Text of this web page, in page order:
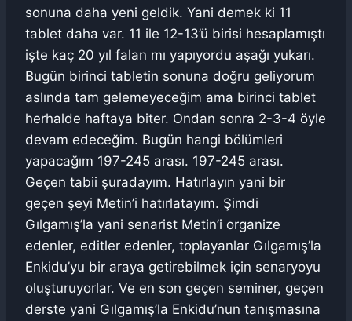
sonuna daha yeni geldik. Yani demek ki 11
tablet daha var. 11 ile 12-13’ü birisi hesaplamıştı
işte kaç 20 yıl falan mı yapıyordu aşağı yukarı.
Bugün birinci tabletin sonuna doğru geliyorum
aslında tam gelemeyeceğim ama birinci tablet
herhalde haftaya biter. Ondan sonra 2-3-4 öyle
devam edeceğim. Bugün hangi bölümleri
yapacağım 197-245 arası. 197-245 arası.
Geçen tabii şuradayım. Hatırlayın yani bir
geçen şeyi Metin’i hatırlatayım. Şimdi
Gılgamış’la yani senarist Metin’i organize
edenler, editler edenler, toplayanlar Gılgamış’la
Enkidu’yu bir araya getirebilmek için senaryoyu
oluşturuyorlar. Ve en son geçen seminer, geçen
derste yani Gılgamış’la Enkidu’nun tanışmasına